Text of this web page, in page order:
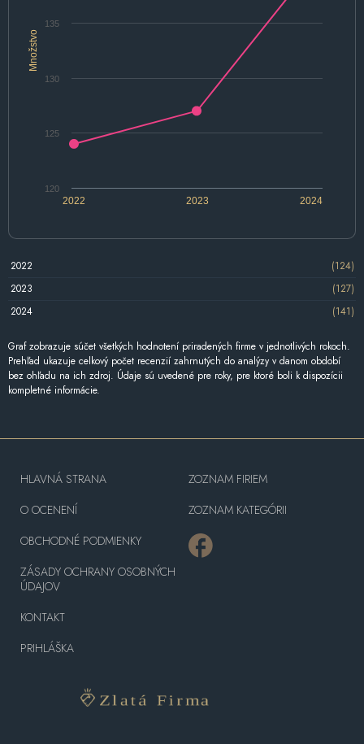
Množstvo
2022 2024
2023
120
125
130
135
2022
(124)
2023
(127)
2024
(141)
Graf zobrazuje súčet všetkých hodnotení priradených firme v jednotlivých rokoch.
Prehľad ukazuje celkový počet recenzií zahrnutých do analýzy v danom období
bez ohľadu na ich zdroj. Údaje sú uvedené pre roky, pre ktoré boli k dispozícii
kompletné informácie.
HLAVNÁ STRANA
O OCENENÍ
OBCHODNÉ PODMIENKY
ZÁSADY OCHRANY OSOBNÝCH
ÚDAJOV
KONTAKT
PRIHLÁŠKA
ZOZNAM FIRIEM
ZOZNAM KATEGÓRII